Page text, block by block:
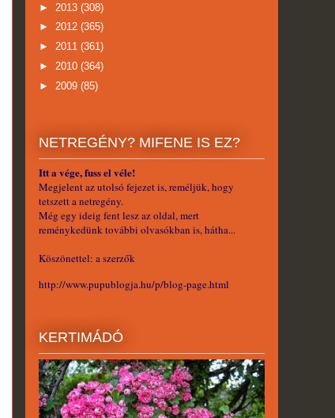
► 2013 (308)
► 2012 (365)
► 2011 (361)
► 2010 (364)
► 2009 (85)
NETREGÉNY? MIFENE IS EZ?
Itt a vége, fuss el véle!
Megjelent az utolsó fejezet is, reméljük, hogy
tetszett a netregény.
Még egy ideig fent lesz az oldal, mert
reménykedünk további olvasókban is, hátha...
Köszönettel: a szerzők
http://www.pupublogja.hu/p/blog-page.html
KERTIMÁDÓ